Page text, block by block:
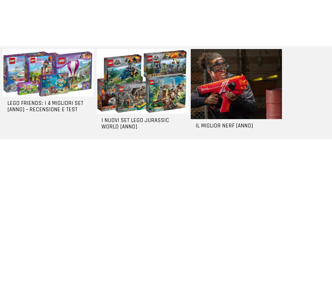
LEGO FRIENDS: I 4 MIGLIORI SET
[ANNO] – RECENSIONE E TEST
I NUOVI SET LEGO JURASSIC
WORLD [ANNO]
IL MIGLIOR NERF [ANNO]